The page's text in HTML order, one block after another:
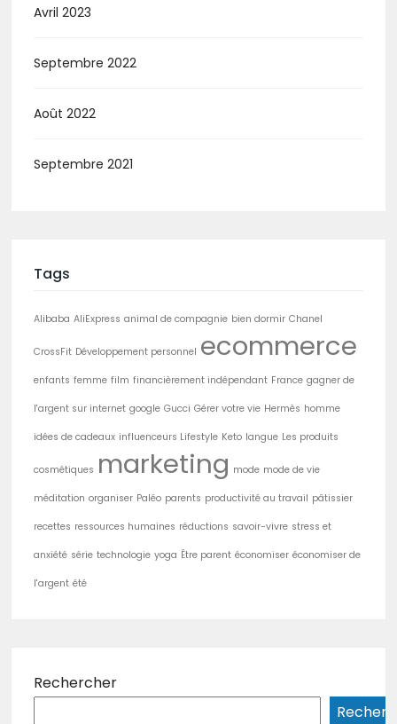
Avril 2023
Septembre 2022
Août 2022
Septembre 2021
Tags
Alibaba AliExpress animal de compagnie bien dormir Chanel
CrossFit Développement personnel ecommerce
enfants femme film financièrement indépendant France gagner de
l'argent sur internet google Gucci Gérer votre vie Hermès homme
idées de cadeaux influenceurs Lifestyle Keto langue Les produits
cosmétiques marketing mode mode de vie
méditation organiser Paléo parents productivité au travail pâtissier
recettes ressources humaines réductions savoir-vivre stress et
anxiété série technologie yoga Être parent économiser économiser de
l'argent été
Rechercher